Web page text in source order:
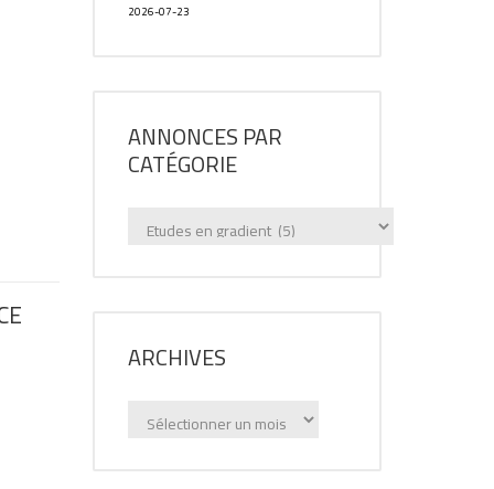
2026-07-23
ANNONCES PAR
CATÉGORIE
Annonces
ARCHIVES
Archives